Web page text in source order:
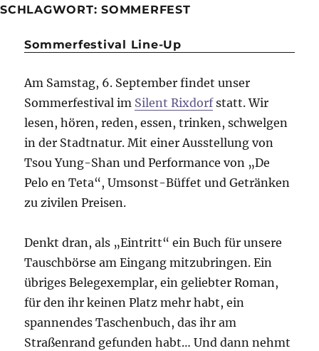
SCHLAGWORT: SOMMERFEST
Sommerfestival Line-Up
Am Samstag, 6. September findet unser
Sommerfestival im Silent Rixdorfstatt. Wir
lesen, hören, reden, essen, trinken, schwelgen
in der Stadtnatur. Mit einer Ausstellung von
Tsou Yung-Shan und Performance von „De
Pelo en Teta“, Umsonst-Büffet und Getränken
zu zivilen Preisen.
Denkt dran, als „Eintritt“ ein Buch für unsere
Tauschbörse am Eingang mitzubringen. Ein
übriges Belegexemplar, ein geliebter Roman,
für den ihr keinen Platz mehr habt, ein
spannendes Taschenbuch, das ihr am
Straßenrand gefunden habt… Und dann nehmt